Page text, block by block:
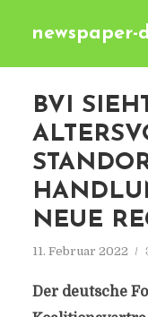
newspaper-
BVI
NEUE
11. Februar 2022
Der deutsche